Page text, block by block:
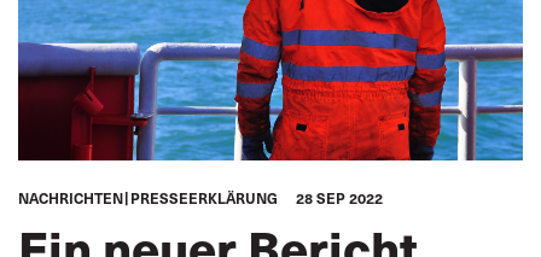
NACHRICHTEN PRESSEERKLÄRUNG 28 SEP 2022